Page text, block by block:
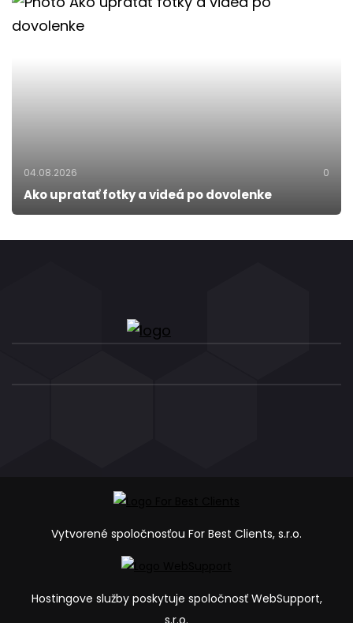
04.08.2026 0
Ako upratať fotky a videá po dovolenke
Vytvorené spoločnosťou For Best Clients, s.r.o.
Hostingove služby poskytuje spoločnosť WebSupport,